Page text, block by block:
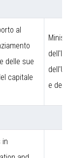
al
delle sue
capitale
e
in